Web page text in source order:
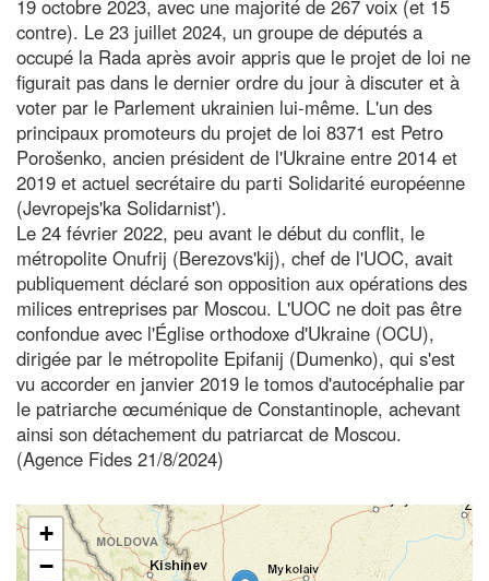
19 octobre 2023, avec une majorité de 267 voix (et 15
contre). Le 23 juillet 2024, un groupe de députés a
occupé la Rada après avoir appris que le projet de loi ne
figurait pas dans le dernier ordre du jour à discuter et à
voter par le Parlement ukrainien lui-même. L'un des
principaux promoteurs du projet de loi 8371 est Petro
Porošenko, ancien président de l'Ukraine entre 2014 et
2019 et actuel secrétaire du parti Solidarité européenne
(Jevropejs'ka Solidarnist').
Le 24 février 2022, peu avant le début du conflit, le
métropolite Onufrij (Berezovs'kij), chef de l'UOC, avait
publiquement déclaré son opposition aux opérations des
milices entreprises par Moscou. L'UOC ne doit pas être
confondue avec l'Église orthodoxe d'Ukraine (OCU),
dirigée par le métropolite Epifanij (Dumenko), qui s'est
vu accorder en janvier 2019 le tomos d'autocéphalie par
le patriarche œcuménique de Constantinople, achevant
ainsi son détachement du patriarcat de Moscou.
(Agence Fides 21/8/2024)
+
−